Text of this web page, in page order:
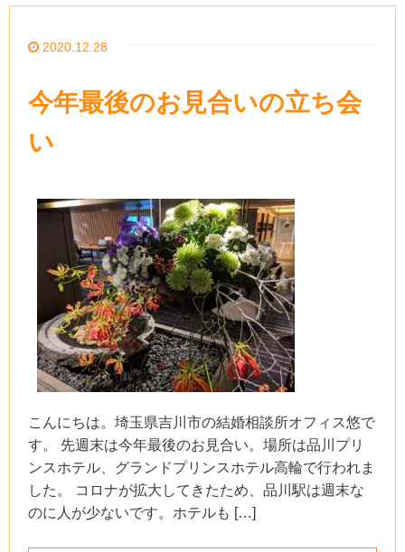
2020.12.28
今年最後のお見合いの立ち会
い
こんにちは。埼玉県吉川市の結婚相談所オフィス悠で
す。 先週末は今年最後のお見合い。場所は品川プリ
ンスホテル、グランドプリンスホテル高輪で行われま
した。 コロナが拡大してきたため、品川駅は週末な
のに人が少ないです。ホテルも […]